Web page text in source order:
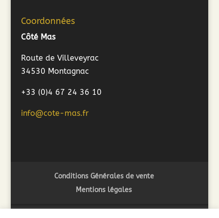
Coordonnées
Côté Mas
Route de Villeveyrac
34530 Montagnac
+33 (0)4 67 24 36 10
info@cote-mas.fr
Conditions Générales de vente
Mentions légales